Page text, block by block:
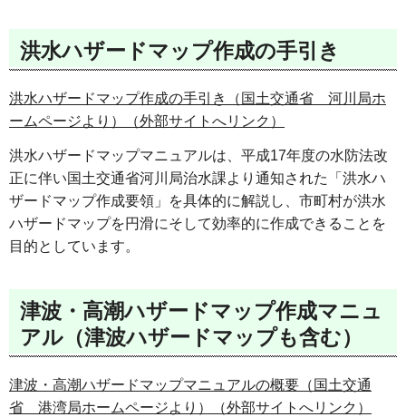
洪水ハザードマップ作成の手引き
洪水ハザードマップ作成の手引き（国土交通省 河川局ホ
ームページより）（外部サイトへリンク）
洪水ハザードマップマニュアルは、平成17年度の水防法改
正に伴い国土交通省河川局治水課より通知された「洪水ハ
ザードマップ作成要領」を具体的に解説し、市町村が洪水
ハザードマップを円滑にそして効率的に作成できることを
目的としています。
津波・高潮ハザードマップ作成マニュ
アル（津波ハザードマップも含む）
津波・高潮ハザードマップマニュアルの概要（国土交通
省 港湾局ホームページより）（外部サイトへリンク）